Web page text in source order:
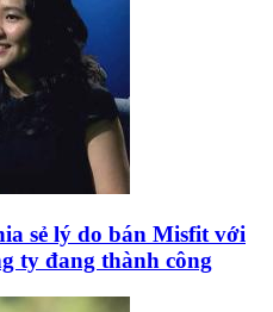
sẻ lý do bán Misfit với
ty đang thành công